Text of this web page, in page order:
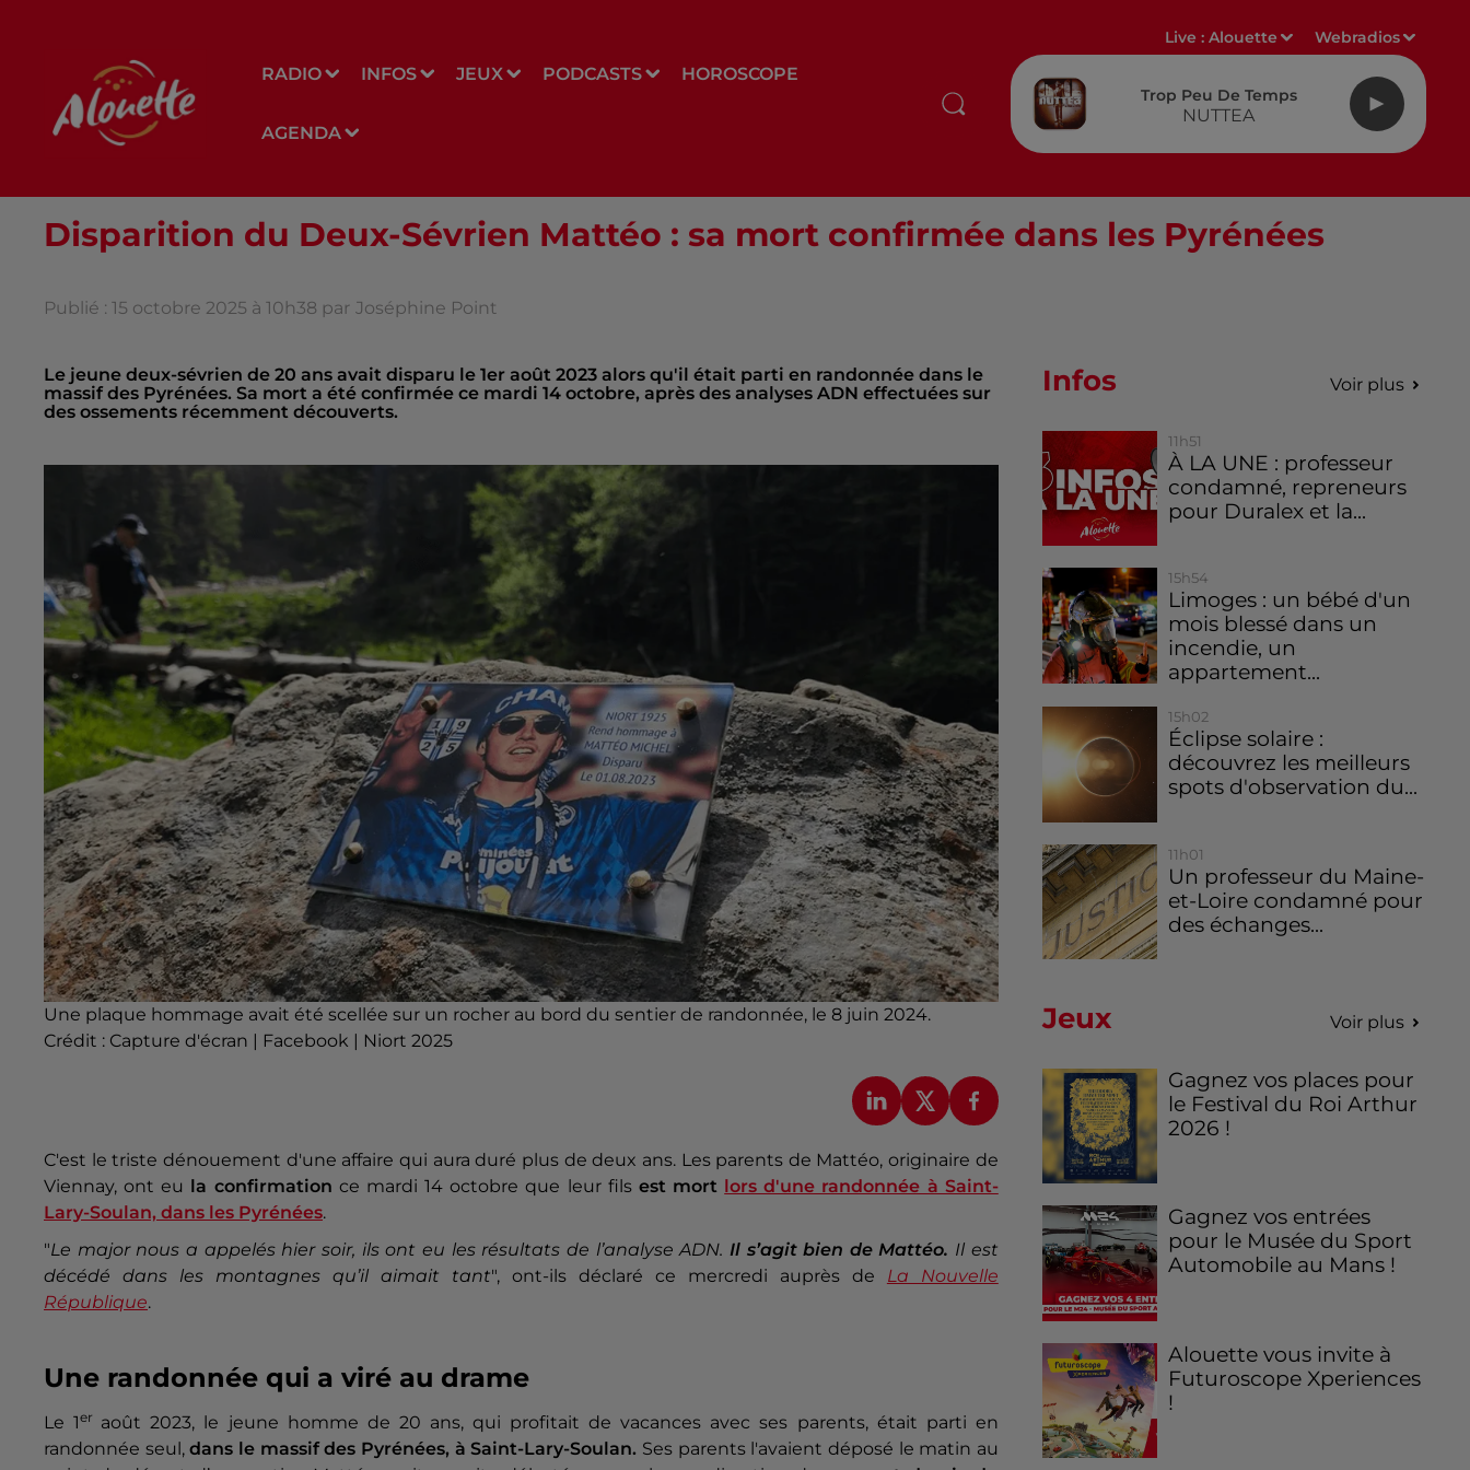
RADIO INFOS JEUX PODCASTS HOROSCOPE
AGENDA
Live :Alouette Webradios
Trop Peu De Temps
NUTTEA
Disparition du Deux-Sévrien Mattéo : sa mort confirmée dans les Pyrénées
Publié : 15 octobre 2025 à 10h38 par Joséphine Point
Le jeune deux-sévrien de 20 ans avait disparu le 1er août 2023 alors qu'il était parti en randonnée dans le
massif des Pyrénées. Sa mort a été confirmée ce mardi 14 octobre, après des analyses ADN effectuées sur
des ossements récemment découverts.
Une plaque hommage avait été scellée sur un rocher au bord du sentier de randonnée, le 8 juin 2024.
Crédit : Capture d'écran | Facebook | Niort 2025
C'est le triste dénouement d'une affaire qui aura duré plus de deux ans. Les parents de Mattéo, originaire de
Viennay, ont eu la confirmation ce mardi 14 octobre que leur fils est mort lors d'une randonnée à Saint-
Lary-Soulan, dans les Pyrénées.
"Le major nous a appelés hier soir, ils ont eu les résultats de l’analyse ADN. Il s’agit bien de Mattéo. Il est
décédé dans les montagnes qu’il aimait tant", ont-ils déclaré ce mercredi auprès de La Nouvelle
République.
Une randonnée qui a viré au drame
Le 1er août 2023, le jeune homme de 20 ans, qui profitait de vacances avec ses parents, était parti en
randonnée seul,dans le massif des Pyrénées, à Saint-Lary-Soulan. Ses parents l'avaient déposé le matin au
Infos Voir plus
11h51
À LA UNE : professeur
condamné, repreneurs
pour Duralex et la...
15h54
Limoges : un bébé d'un
mois blessé dans un
incendie, un
appartement...
15h02
Éclipse solaire :
découvrez les meilleurs
spots d'observation du...
11h01
Un professeur du Maine-
et-Loire condamné pour
des échanges...
Jeux Voir plus
Gagnez vos places pour
le Festival du Roi Arthur
2026 !
Gagnez vos entrées
pour le Musée du Sport
Automobile au Mans !
Alouette vous invite à
Futuroscope Xperiences
!